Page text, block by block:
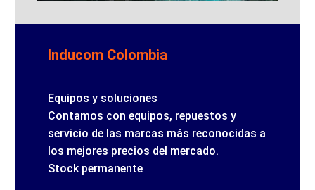
Inducom Colombia
Equipos y soluciones
Contamos con equipos, repuestos y
servicio de las marcas más reconocidas a
los mejores precios del mercado.
Stock permanente